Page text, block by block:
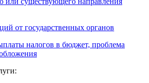
от государственных органов
налогов в бюджет, проблема